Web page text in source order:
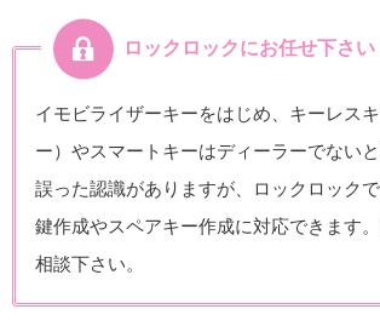
ロックロックにお任せ下さい
イモビライザーキーをはじめ、キーレス
ー）やスマートキーはディーラーでない
誤った認識がありますが、ロックロック
鍵作成やスペアキー作成に対応できます
相談下さい。